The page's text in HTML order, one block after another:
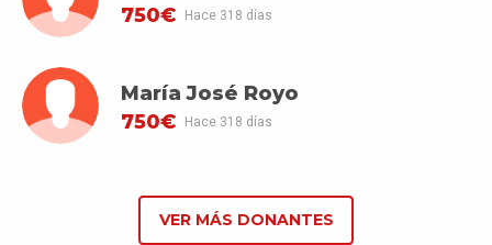
750€
Hace 318 días
María José Royo
750€
Hace 318 días
VER MÁS DONANTES